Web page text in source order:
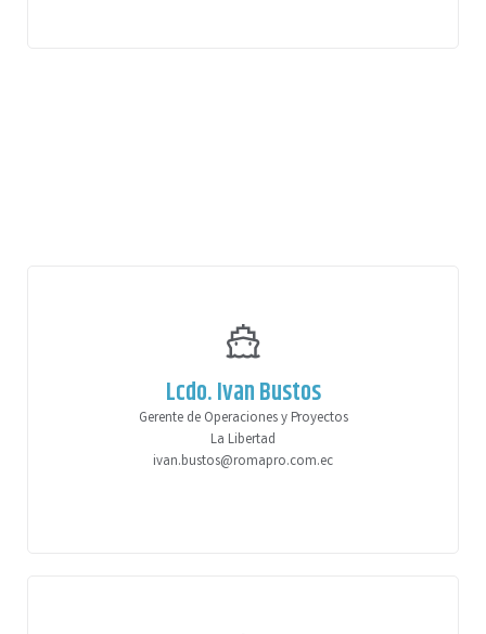
Lcdo. Ivan Bustos
Gerente de Operaciones y Proyectos
La Libertad
ivan.bustos@romapro.com.ec